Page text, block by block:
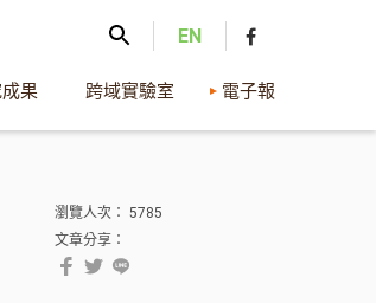
果 跨域實驗室 電子報
EN
瀏覽人次： 5785
文章分享：